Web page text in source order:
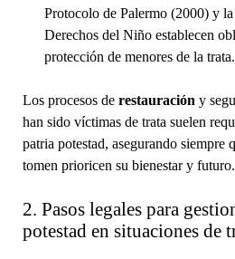
Protocolo de Palermo (2000) y
Derechos del Niño establecen
protección de menores de la trata.
Los procesos de restauración y
han sido víctimas de trata suelen
patria potestad, asegurando siempre
tomen prioricen su bienestar y futuro.
2. Pasos legales para
potestad en situaciones de